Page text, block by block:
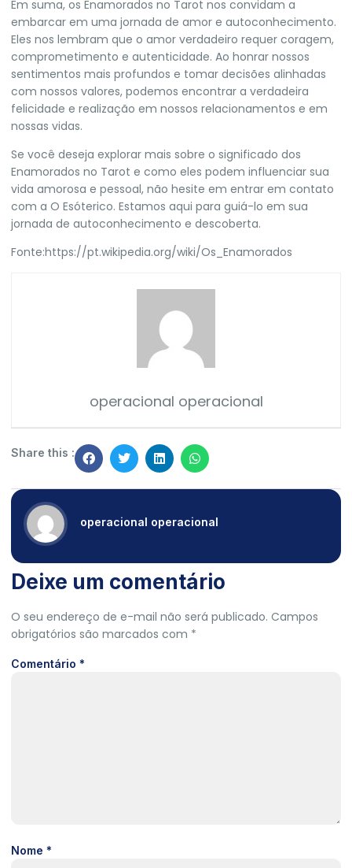
Em suma, os Enamorados no Tarot nos convidam a
embarcar em uma jornada de amor e autoconhecimento.
Eles nos lembram que o amor verdadeiro requer coragem,
comprometimento e autenticidade. Ao honrar nossos
sentimentos mais profundos e tomar decisões alinhadas
com nossos valores, podemos encontrar a verdadeira
felicidade e realização em nossos relacionamentos e em
nossas vidas.
Se você deseja explorar mais sobre o significado dos
Enamorados no Tarot e como eles podem influenciar sua
vida amorosa e pessoal, não hesite em entrar em contato
com a O Esóterico. Estamos aqui para guiá-lo em sua
jornada de autoconhecimento e descoberta.
Fonte:https://pt.wikipedia.org/wiki/Os_Enamorados
operacional operacional
Share this :
operacional operacional
Deixe um comentário
O seu endereço de e-mail não será publicado. Campos
obrigatórios são marcados com *
Comentário *
Nome *